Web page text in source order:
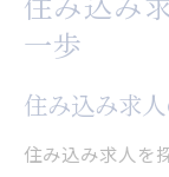
一歩
住み込み求
住み込み求人を